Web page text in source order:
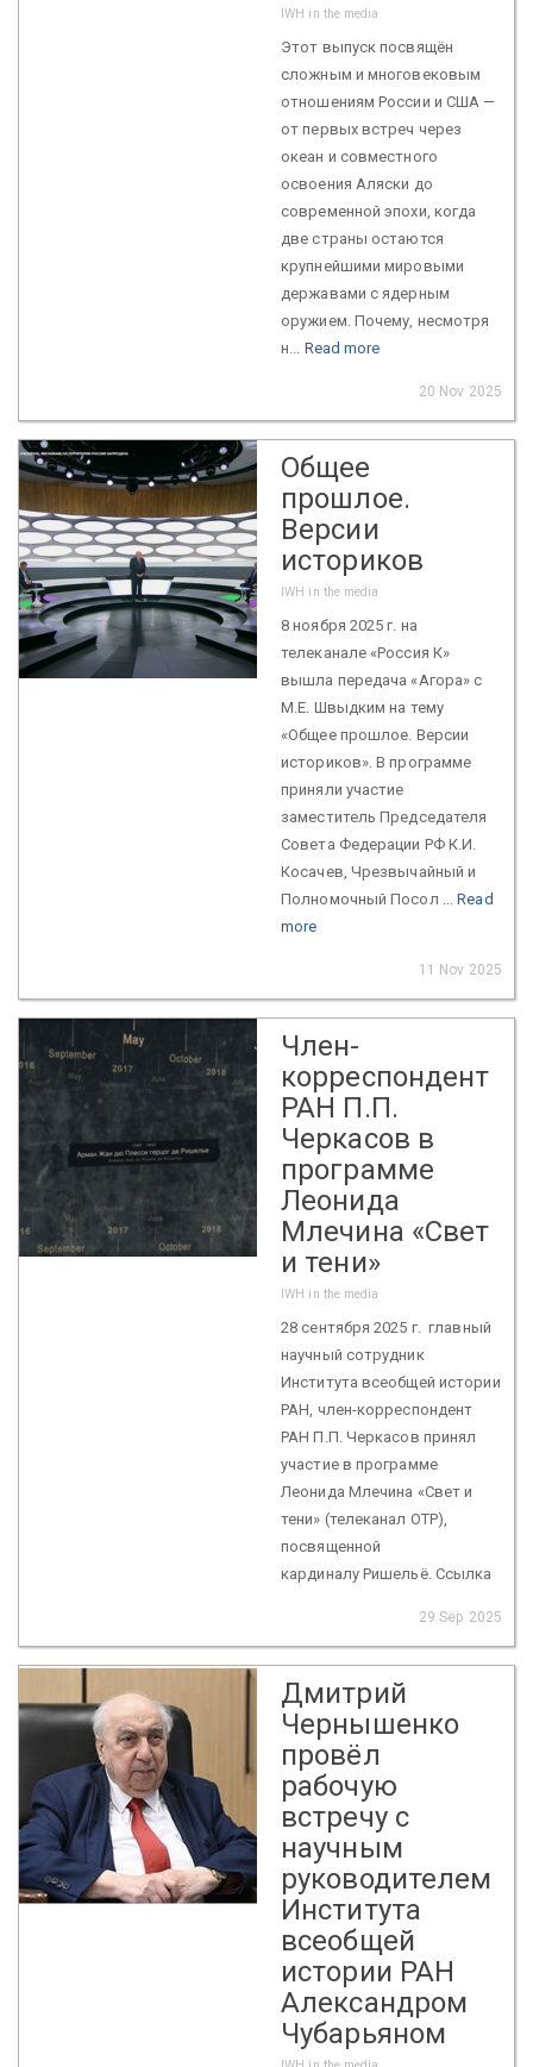
IWH in the media
Этот выпуск посвящён
сложным и многовековым
отношениям России и США —
от первых встреч через
океан и совместного
освоения Аляски до
современной эпохи, когда
две страны остаются
крупнейшими мировыми
державами с ядерным
оружием. Почему, несмотря
н... Read more
20 Nov 2025
Общее
прошлое.
Версии
историков
IWH in the media
8 ноября 2025 г. на
телеканале «Россия К»
вышла передача «Агора» с
М.Е. Швыдким на тему
«Общее прошлое. Версии
историков». В программе
приняли участие
заместитель Председателя
Совета Федерации РФ К.И.
Косачев, Чрезвычайный и
Полномочный Посол ...Read
more
11 Nov 2025
Член-
корреспондент
РАН П.П.
Черкасов в
программе
Леонида
Млечина «Свет
и тени»
IWH in the media
28 сентября 2025 г. главный
научный сотрудник
Института всеобщей истории
РАН, член-корреспондент
РАН П.П. Черкасов принял
участие в программе
Леонида Млечина «Свет и
тени» (телеканал ОТР),
посвященной
кардиналу Ришельё. Ссылка
29 Sep 2025
Дмитрий
Чернышенко
провёл
рабочую
встречу с
научным
руководителем
Института
всеобщей
истории РАН
Александром
Чубарьяном